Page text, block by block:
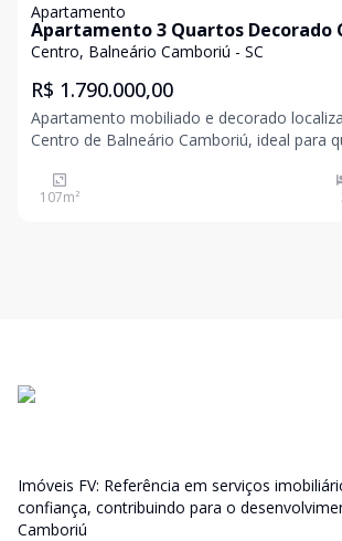
Apartamento
Apartamento 3 Quartos Decorado
Balneário Camboriú
Centro, Balneário Camboriú - SC
R$ 1.790.000,00
Apartamento mobiliado e decorado
Centro de Balneário Camboriú, ideal para
área privativa, o imóvel conta com living
com churrasqueira a carvão, 3
107m²
Imóveis FV: Referência em serviços
confiança, contribuindo para o
Camboriú